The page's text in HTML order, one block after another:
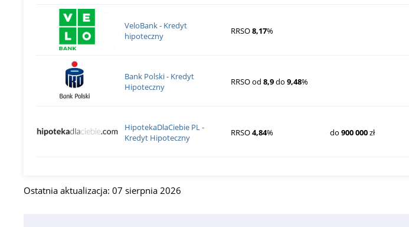
VeloBank - Kredyt
hipoteczny
RRSO8,17%
Bank Polski - Kredyt
Hipoteczny
RRSO od8,9do9,48%
HipotekaDlaCiebie PL -
Kredyt Hipoteczny
RRSO4,84% do900 000zł
Ostatnia aktualizacja: 07 sierpnia 2026